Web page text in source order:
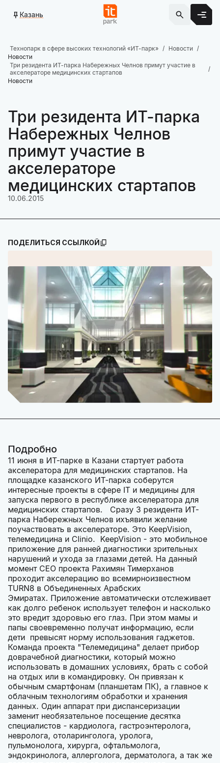
Казань
Технопарк в сфере высоких технологий «ИТ-парк»
Новости
Новости
Три резидента ИТ-парка Набережных Челнов примут участие в
акселераторе медицинских стартапов
Новости
Три резидента ИТ-парка
Набережных Челнов
примут участие в
акселераторе
медицинских стартапов
10.06.2015
ПОДЕЛИТЬСЯ ССЫЛКОЙ
Подробно
11 июня в ИТ-парке в Казани стартует работа
акселератора для медицинских стартапов. На
площадке казанского ИТ-парка соберутся
интересные проекты в сфере IT и медицины для
запуска первого в республике акселератора для
медицинских стартапов. Сразу 3 резидента ИТ-
парка Набережных Челнов ихъявили желание
поучаствовать в акселераторе. Это KeepVision,
телемедицина и Clinio. KeepVision - это мобильное
приложение для ранней диагностики зрительных
нарушений и ухода за глазами детей. На данный
момент СEO проекта Рахимян Тимерханов
проходит акселерацию во всемирноизвестном
TURN8 в Объединенных Арабских
Эмиратах. Приложение автоматически отслеживает
как долго ребенок использует телефон и насколько
это вредит здоровью его глаз. При этом мамы и
папы своевременно получат информацию, если
дети превысят норму использования гаджетов.
Команда проекта "Телемедицина" делает прибор
доврачебной диагностики, который можно
использовать в домашних условиях, брать с собой
на отдых или в командировку. Он привязан к
обычным смартфонам (планшетам ПК), а главное к
облачным технологиям обработки и хранения
данных. Один аппарат при диспансеризации
заменит необязательное посещение десятка
специалистов - кардиолога, гастроэнтеролога,
невролога, отоларинголога, уролога,
пульмонолога, хирурга, офтальмолога,
эндокринолога, аллерголога, дерматолога, а так же